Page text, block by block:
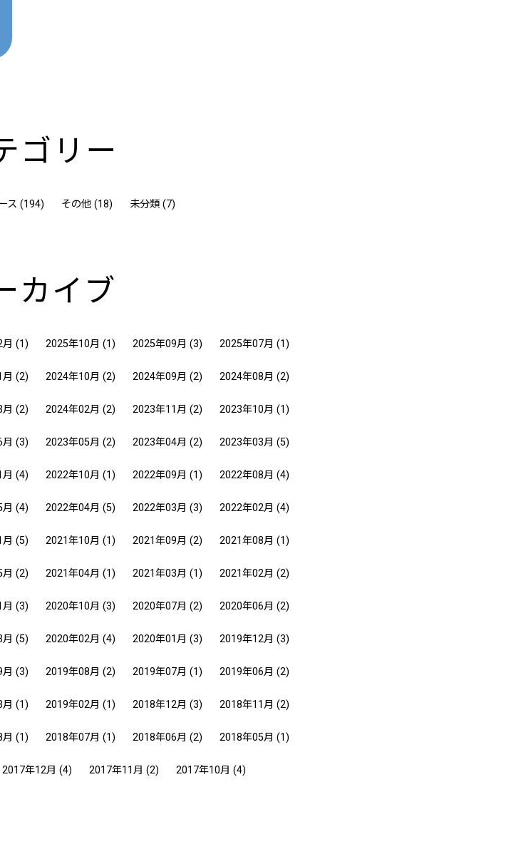
ゴリー
ス (194) その他 (18) 未分類 (7)
カイブ
(1) 2025年10月 (1) 2025年09月 (3) 2025年07月 (1)
(2) 2024年10月 (2) 2024年09月 (2) 2024年08月 (2)
(2) 2024年02月 (2) 2023年11月 (2) 2023年10月 (1)
(3) 2023年05月 (2) 2023年04月 (2) 2023年03月 (5)
(4) 2022年10月 (1) 2022年09月 (1) 2022年08月 (4)
(4) 2022年04月 (5) 2022年03月 (3) 2022年02月 (4)
(5) 2021年10月 (1) 2021年09月 (2) 2021年08月 (1)
(2) 2021年04月 (1) 2021年03月 (1) 2021年02月 (2)
(3) 2020年10月 (3) 2020年07月 (2) 2020年06月 (2)
(5) 2020年02月 (4) 2020年01月 (3) 2019年12月 (3)
(3) 2019年08月 (2) 2019年07月 (1) 2019年06月 (2)
(1) 2019年02月 (1) 2018年12月 (3) 2018年11月 (2)
(1) 2018年07月 (1) 2018年06月 (2) 2018年05月 (1)
2017年12月 (4) 2017年11月 (2) 2017年10月 (4)